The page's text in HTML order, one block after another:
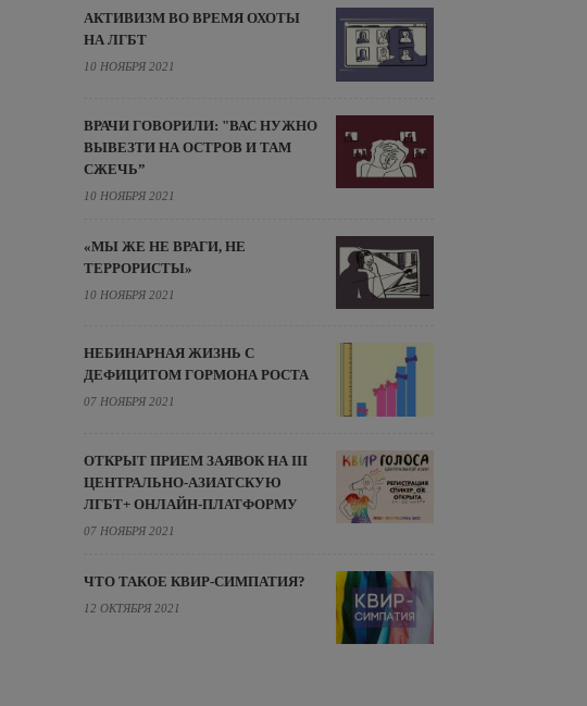
АКТИВИЗМ ВО ВРЕМЯ ОХОТЫ
НА ЛГБТ
10 НОЯБРЯ 2021
ВРАЧИ ГОВОРИЛИ: "ВАС НУЖНО
ВЫВЕЗТИ НА ОСТРОВ И ТАМ
СЖЕЧЬ”
10 НОЯБРЯ 2021
«МЫ ЖЕ НЕ ВРАГИ, НЕ
ТЕРРОРИСТЫ»
10 НОЯБРЯ 2021
НЕБИНАРНАЯ ЖИЗНЬ С
ДЕФИЦИТОМ ГОРМОНА РОСТА
07 НОЯБРЯ 2021
ОТКРЫТ ПРИЕМ ЗАЯВОК НА III
ЦЕНТРАЛЬНО-АЗИАТСКУЮ
ЛГБТ+ ОНЛАЙН-ПЛАТФОРМУ
07 НОЯБРЯ 2021
ЧТО ТАКОЕ КВИР-СИМПАТИЯ?
12 ОКТЯБРЯ 2021